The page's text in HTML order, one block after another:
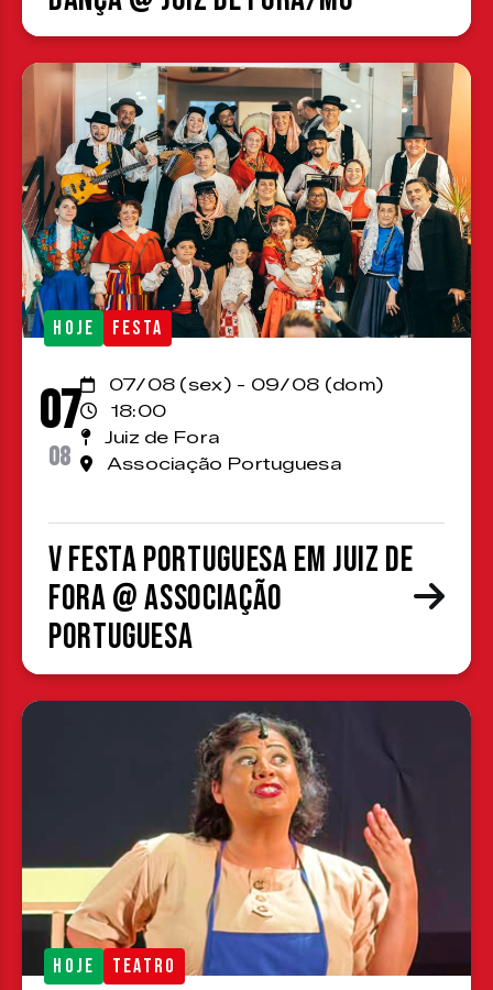
HOJE FESTA
07
08
07/08 (sex) - 09/08 (dom)
18:00
Juiz de Fora
Associação Portuguesa
V Festa Portuguesa em Juiz de
Fora @ Associação
Portuguesa
HOJE TEATRO